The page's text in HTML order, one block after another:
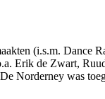
(i.s.m. Dance
Erik de Zwart,
Norderney was